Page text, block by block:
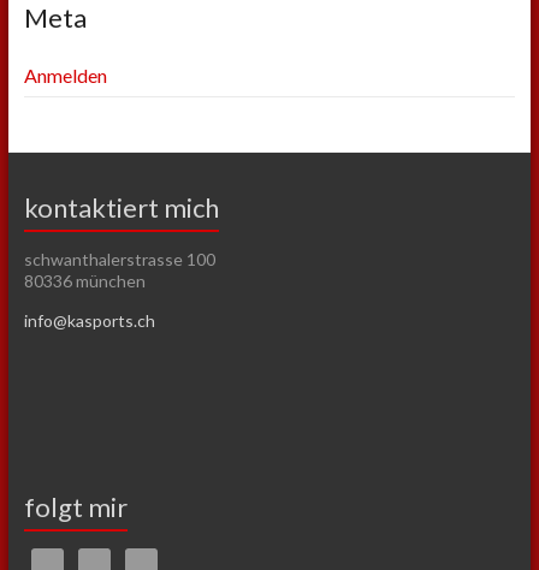
Meta
Anmelden
kontaktiert mich
schwanthalerstrasse 100
80336 münchen
info@kasports.ch
folgt mir